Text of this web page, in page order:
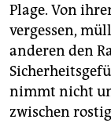
Plage. Von
vergessen,
anderen den
nimmt nicht
zwischen